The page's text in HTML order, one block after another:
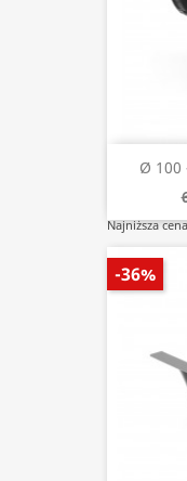
Ø 100
Najniższa
-36%